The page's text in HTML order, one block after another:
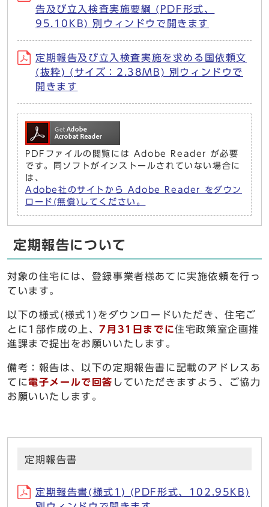
告及び立入検査実施要綱 (PDF形式、
95.10KB) 別ウィンドウで開きます
定期報告及び立入検査実施を求める国依頼文
(抜粋) (サイズ：2.38MB) 別ウィンドウで
開きます
PDFファイルの閲覧には Adobe Reader が必要
です。同ソフトがインストールされていない場合に
は、
Adobe社のサイトから Adobe Reader をダウン
ロード(無償)してください。
定期報告について
対象の住宅には、登録事業者様あてに実施依頼を行っ
ています。
以下の様式(様式1)をダウンロードいただき、住宅ご
とに1部作成の上、7月31日までに住宅政策室企画推
進課まで提出をお願いいたします。
備考：報告は、以下の定期報告書に記載のアドレスあ
てに電子メールで回答 していただきますよう、ご協力
お願いいたします。
定期報告書
定期報告書(様式1) (PDF形式、102.95KB)